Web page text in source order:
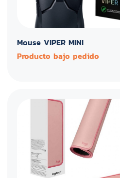
Mouse VIPER MINI
Producto bajo pedido